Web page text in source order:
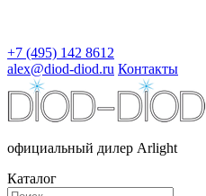
+7 (495) 142 8612
alex@diod-diod.ru Контакты
официальный дилер Arlight
Каталог